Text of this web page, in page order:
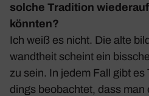
solche Tradi­tion
könnten?
Ich weiß es nicht. Die alte
wandt­heit scheint ein
zu sein. In jedem Fall gibt
dings beob­achtet, dass man